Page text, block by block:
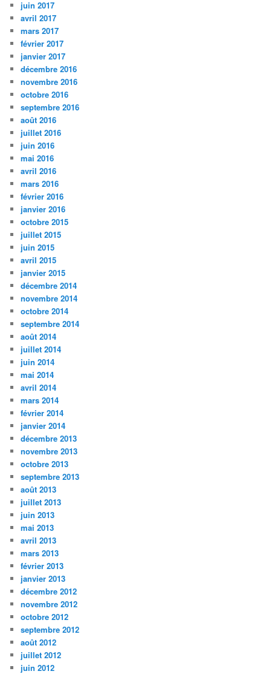
juin 2017
avril 2017
mars 2017
février 2017
janvier 2017
décembre 2016
novembre 2016
octobre 2016
septembre 2016
août 2016
juillet 2016
juin 2016
mai 2016
avril 2016
mars 2016
février 2016
janvier 2016
octobre 2015
juillet 2015
juin 2015
avril 2015
janvier 2015
décembre 2014
novembre 2014
octobre 2014
septembre 2014
août 2014
juillet 2014
juin 2014
mai 2014
avril 2014
mars 2014
février 2014
janvier 2014
décembre 2013
novembre 2013
octobre 2013
septembre 2013
août 2013
juillet 2013
juin 2013
mai 2013
avril 2013
mars 2013
février 2013
janvier 2013
décembre 2012
novembre 2012
octobre 2012
septembre 2012
août 2012
juillet 2012
juin 2012